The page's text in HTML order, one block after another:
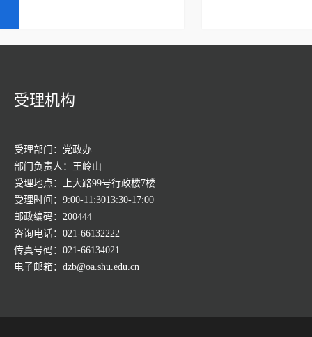
受理机构
受理部门：党政办
部门负责人：王岭山
受理地点：上大路99号行政楼7楼
受理时间：9:00-11:3013:30-17:00
邮政编码：200444
咨询电话：021-66132222
传真号码：021-66134021
电子邮箱：dzb@oa.shu.edu.cn